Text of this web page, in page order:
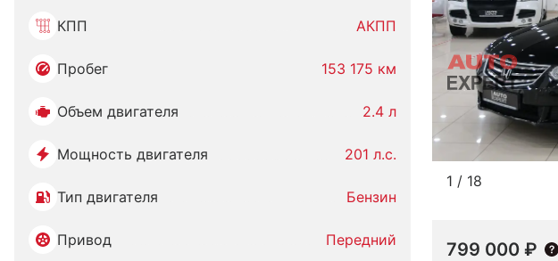
КПП АКПП
Пробег 153 175 км
Объем двигателя 2.4 л
Мощность двигателя 201 л.с.
Тип двигателя Бензин
Привод Передний
1 / 18
799 000 ₽